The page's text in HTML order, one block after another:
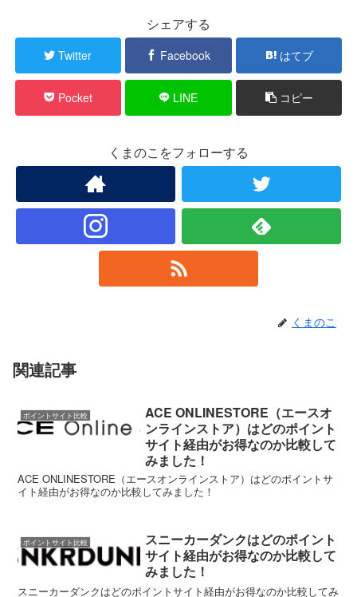
シェアする
Twitter Facebook はてブ
Pocket LINE コピー
くまのこをフォローする
くまのこ
関連記事
ポイントサイト比較
ACE ONLINESTORE（エースオ
ンラインストア）はどのポイント
サイト経由がお得なのか比較して
みました！
ACE ONLINESTORE（エースオンラインストア）はどのポイントサ
イト経由がお得なのか比較してみました！
ポイントサイト比較
スニーカーダンクはどのポイント
サイト経由がお得なのか比較して
みました！
スニーカーダンクはどのポイントサイト経由がお得なのか比較してみ